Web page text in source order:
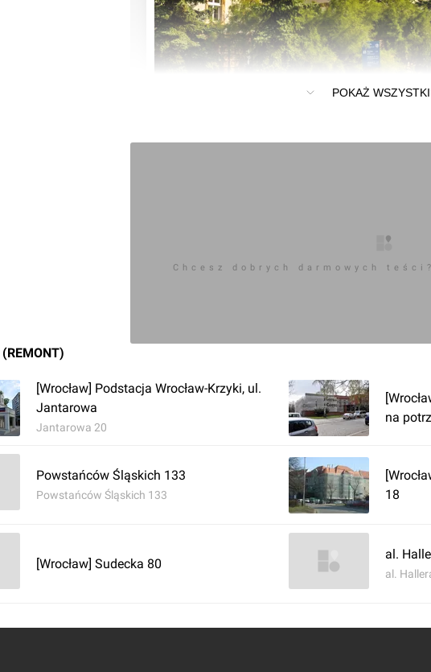
[Wrocław] Budynek Oddziału ZUS, ul.
POKAŻ
Chcesz dobrych darmowych teści?
[Wrocław] Podstacja Wrocław-Krzyki, ul.
Jantarowa
Jantarowa 20
na
Powstańców Śląskich 133
Powstańców Śląskich 133
18
[Wrocław] Sudecka 80
al.
al.